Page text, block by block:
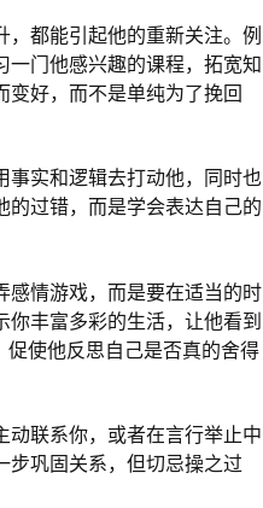
都能引起他的重新关注。例
门他感兴趣的课程，拓宽知
好，而不是单纯为了挽回
事实和逻辑去打动他，同时也
的过错，而是学会表达自己的
感情游戏，而是要在适当的时
丰富多彩的生活，让他看到
促使他反思自己是否真的舍得
动联系你，或者在言行举止中
步巩固关系，但切忌操之过